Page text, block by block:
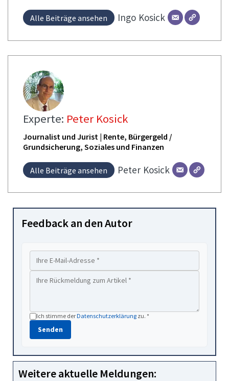
Alle Beiträge ansehen Ingo Kosick
Experte: Peter Kosick
Journalist und Jurist | Rente, Bürgergeld /
Grundsicherung, Soziales und Finanzen
Alle Beiträge ansehen Peter Kosick
Feedback an den Autor
Ich stimme derDatenschutzerklärung zu. *
Senden
Weitere aktuelle Meldungen: